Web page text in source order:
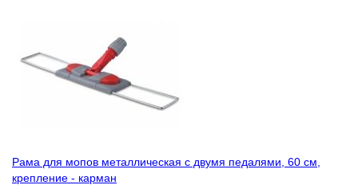
Рама для мопов металлическая с двумя педалями, 60 см,
крепление - карман